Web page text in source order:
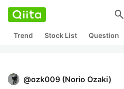
search
Trend Stock List Question
@ozk009 (Norio Ozaki)